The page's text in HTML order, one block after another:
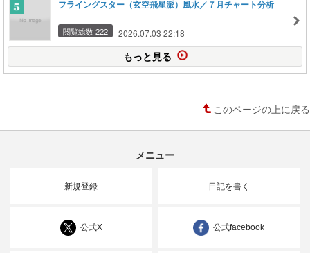
フライングスター（玄空飛星派）風水／７月チャート分析
閲覧総数 222 2026.07.03 22:18
もっと見る
このページの上に戻る
メニュー
新規登録 日記を書く
公式X 公式facebook